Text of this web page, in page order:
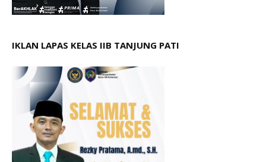
IKLAN LAPAS KELAS IIB TANJUNG PATI